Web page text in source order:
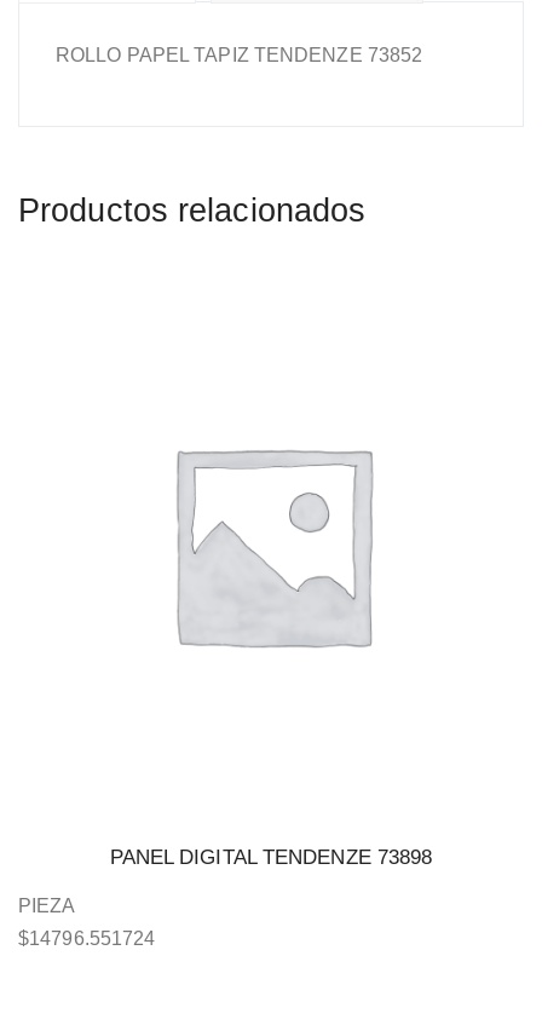
ROLLO PAPEL TAPIZ TENDENZE 73852
Productos relacionados
PANEL DIGITAL TENDENZE 73898
PIEZA
$14796.551724